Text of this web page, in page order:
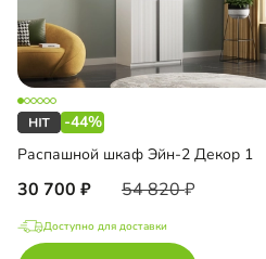
-44%
Распашной шкаф Эйн-2 Декор 1
30 700 54 820
Доступно для доставки